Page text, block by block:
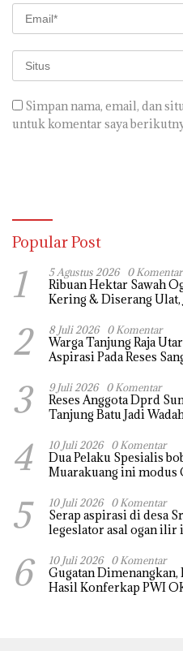
Simpan nama, email, dan
untuk komentar saya
Popular Post
1 5 Agustus 2026 0 Komentar
Ribuan Hektar Sawah
Kering & Diserang Ulat,
2 8 Juli 2026 0 Komentar
Warga Tanjung Raja
Aspirasi Pada Reses
Segera di realisaikan
3 9 Juli 2026 0 Komentar
Reses Anggota Dprd
Tanjung Batu Jadi
4 10 Juli 2026 0 Komentar
Dua Pelaku Spesialis
Muarakuang ini modus
5 10 Juli 2026 0 Komentar
Serap aspirasi di desa
legeslator asal ogan ilir
hujan
6 10 Juli 2026 0 Komentar
Gugatan Dimenangkan,
Hasil Konferkap PWI